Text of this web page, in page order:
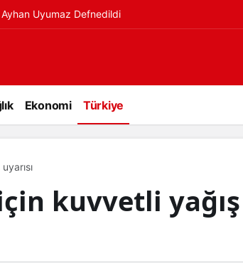
Ayhan Uyumaz Defnedildi
Ekonomi Türkiye
kuvvetli yağış